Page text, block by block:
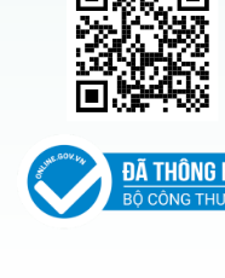
tốt nhất:Để
chất lượng và
của đèn, bạn
đèn Tuýp LED
nhôm.
LED Thủy
và 2 Lớp